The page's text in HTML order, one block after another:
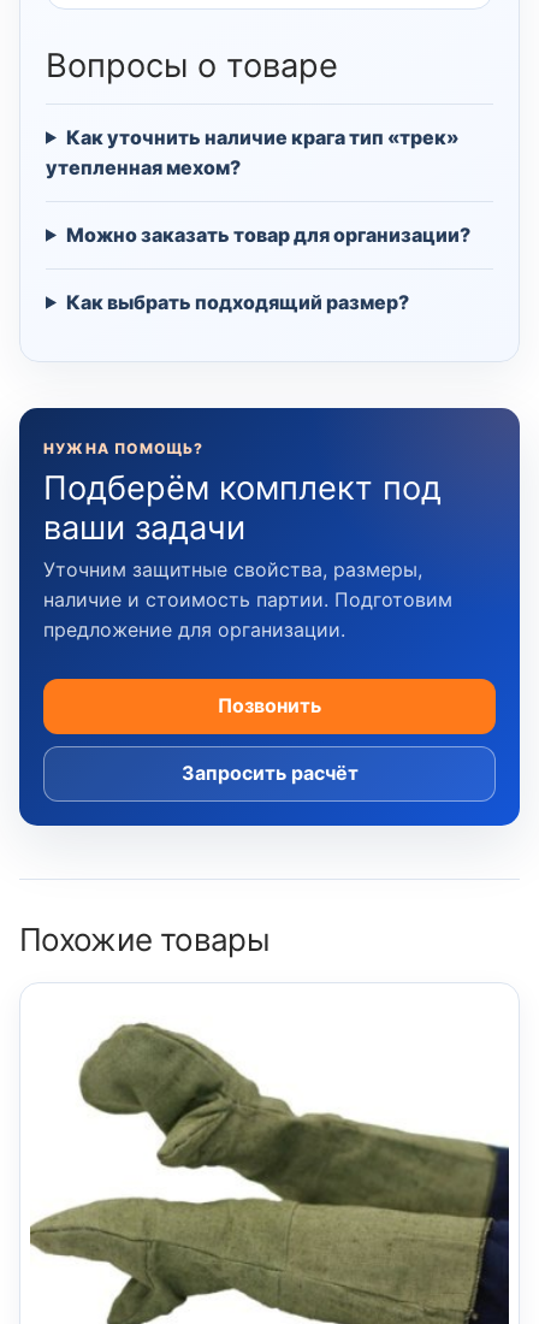
Вопросы о товаре
Как уточнить наличие крага тип «трек»
утепленная мехом?
Можно заказать товар для организации?
Как выбрать подходящий размер?
НУЖНА ПОМОЩЬ?
Подберём комплект под
ваши задачи
Уточним защитные свойства, размеры,
наличие и стоимость партии. Подготовим
предложение для организации.
Позвонить
Запросить расчёт
Похожие товары